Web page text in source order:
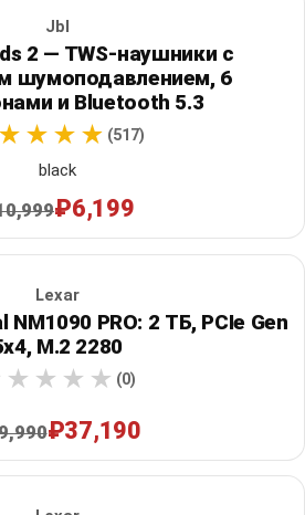
Jbl
2 — TWS-наушники с
шумоподавлением, 6
и Bluetooth 5.3
(517)
black
₽6,199
Lexar
PRO: 2 ТБ, PCIe Gen
M.2 2280
(0)
₽37,190